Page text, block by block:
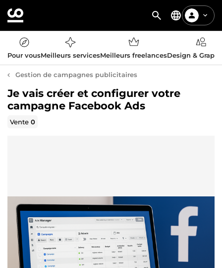
Pour vousMeilleurs servicesMeilleurs freelancesDesign &
Gestion de campagnes publicitaires
Je vais créer et configurer votre
campagne Facebook Ads
Vente0